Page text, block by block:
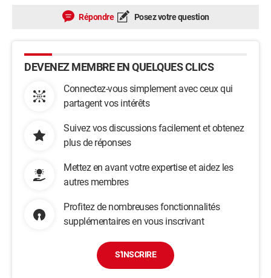
Répondre Posez votre question
DEVENEZ MEMBRE EN QUELQUES CLICS
Connectez-vous simplement avec ceux qui
partagent vos intérêts
Suivez vos discussions facilement et obtenez
plus de réponses
Mettez en avant votre expertise et aidez les
autres membres
Profitez de nombreuses fonctionnalités
supplémentaires en vous inscrivant
S'INSCRIRE